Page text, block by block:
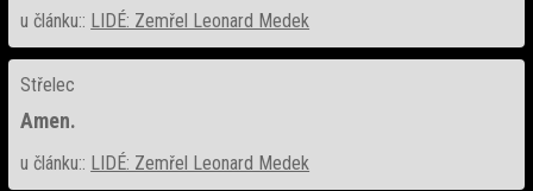
u článku:: LIDÉ: Zemřel Leonard Medek
Střelec
Amen.
u článku:: LIDÉ: Zemřel Leonard Medek